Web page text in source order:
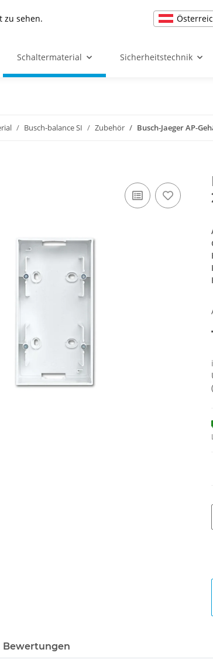
zu sehen.
Schaltermaterial Sicherheitstechnik
Busch-balance SI Zubehör Busch-Jaeger AP-
Bewertungen